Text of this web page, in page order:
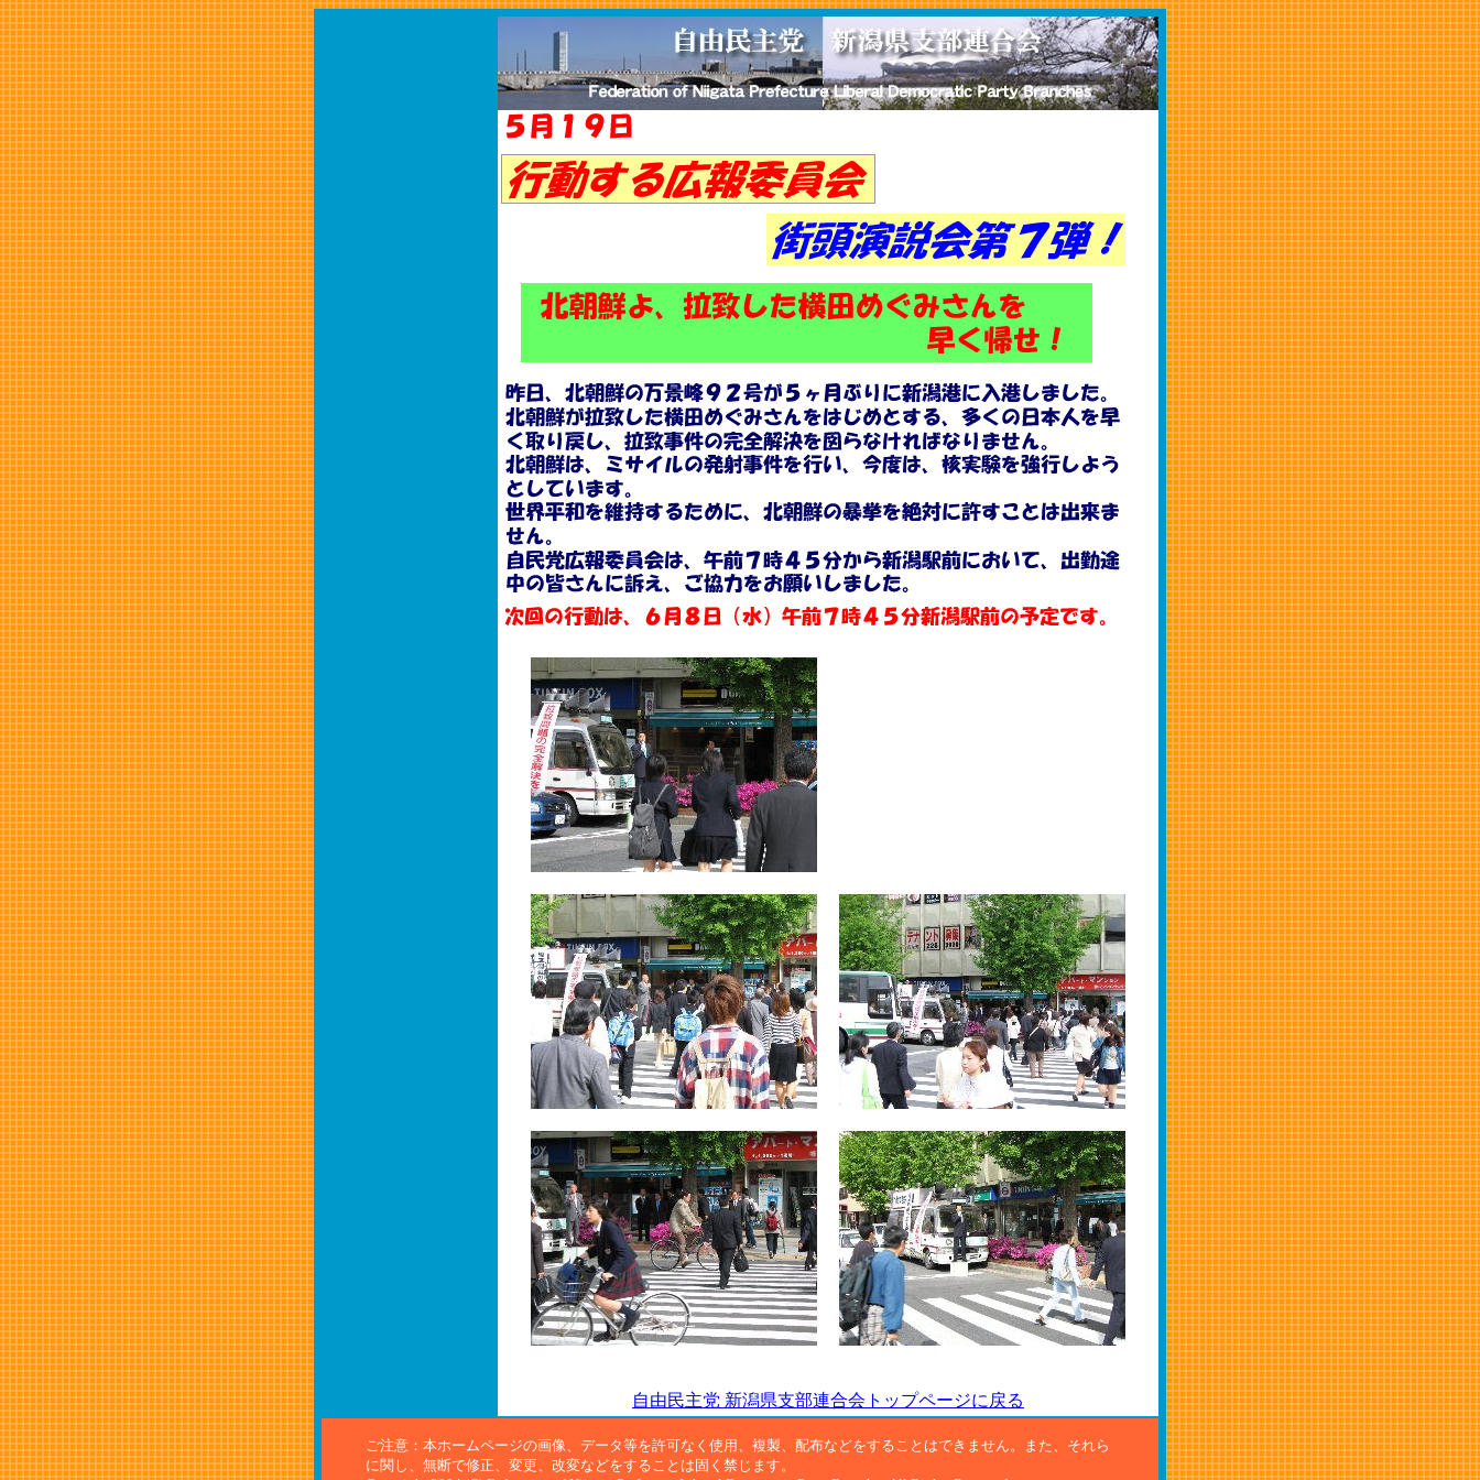
自由民主党 新潟県支部連合会トップページに戻る
ご注意：本ホームページの画像、データ等を許可なく使用、複製、配布などをすることはできません。また、それら
に関し、無断で修正、変更、改変などをすることは固く禁じます。